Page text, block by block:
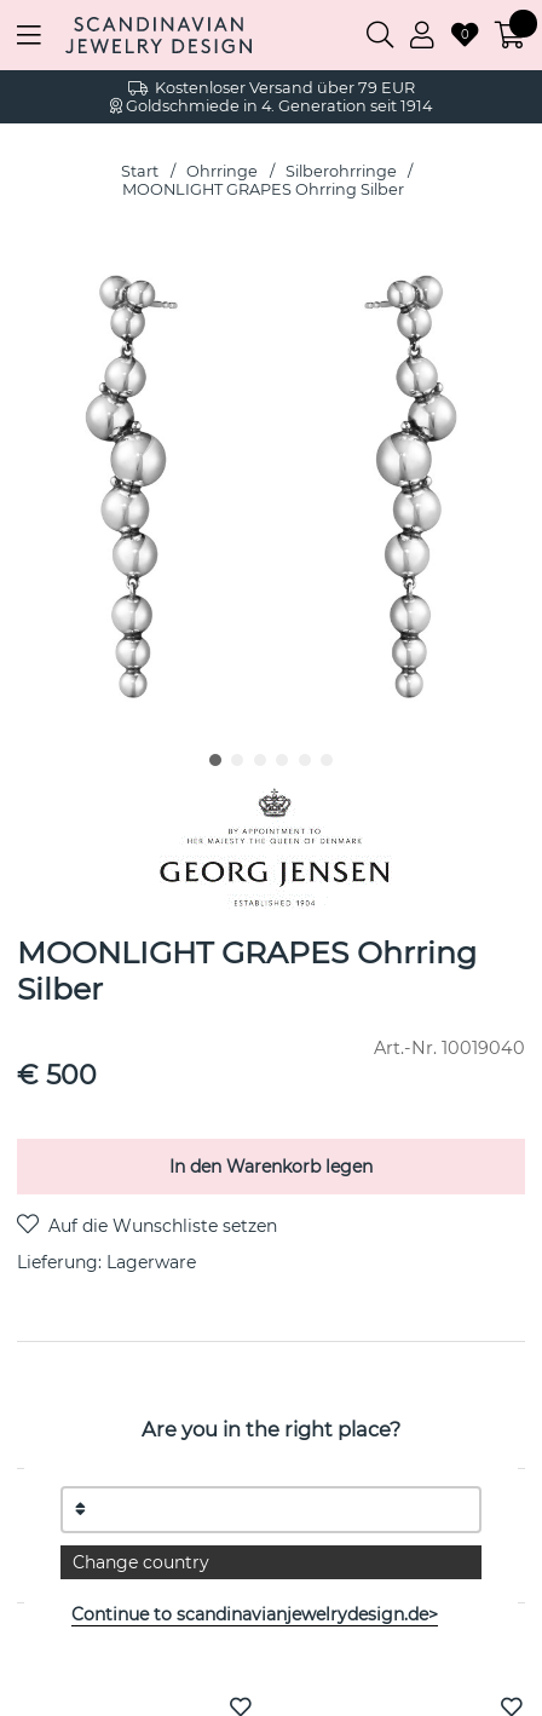
Kostenloser Versand über 79 EUR
Goldschmiede in 4. Generation seit 1914
0
Start Ohrringe
Silberohrringe
MOONLIGHT GRAPES Ohrring Silber
MOONLIGHT GRAPES Ohrring
Silber
Art.-Nr. 10019040
€ 500
In den Warenkorb legen
Lieferung: Lagerware
MOONLIGT GRAPES Ohrring sterlingsilber von der
dänischen Marke Georg Jensen
EIGENSCHAFTEN
Kollektion:
Are you in the right place?
Change country
Continue to scandinavianjewelrydesign.de>